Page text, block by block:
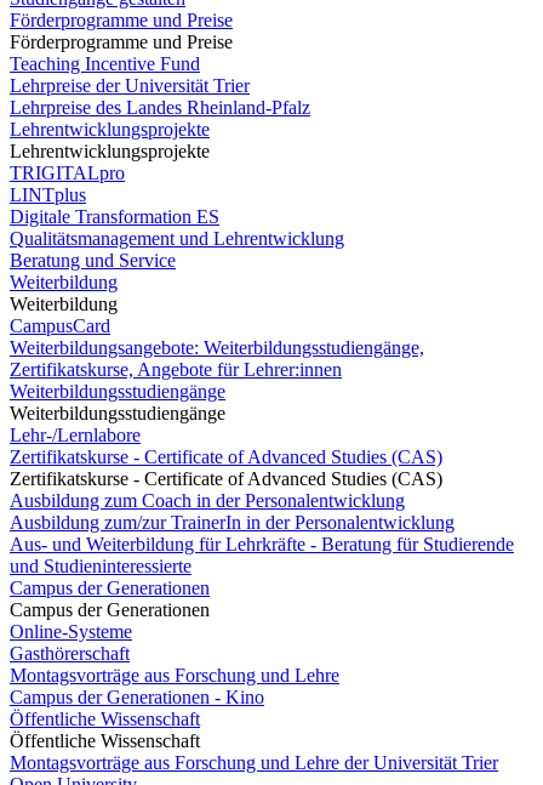
Förderprogramme und Preise
Förderprogramme und Preise
Teaching Incentive Fund
Lehrpreise der Universität Trier
Lehrpreise des Landes Rheinland-Pfalz
Lehrentwicklungsprojekte
Lehrentwicklungsprojekte
TRIGITALpro
LINTplus
Digitale Transformation ES
Qualitätsmanagement und Lehrentwicklung
Beratung und Service
Weiterbildung
Weiterbildung
CampusCard
Weiterbildungsangebote: Weiterbildungsstudiengänge,
Zertifikatskurse, Angebote für Lehrer:innen
Weiterbildungsstudiengänge
Weiterbildungsstudiengänge
Lehr-/Lernlabore
Zertifikatskurse - Certificate of Advanced Studies (CAS)
Zertifikatskurse - Certificate of Advanced Studies (CAS)
Ausbildung zum Coach in der Personalentwicklung
Ausbildung zum/zur TrainerIn in der Personalentwicklung
Aus- und Weiterbildung für Lehrkräfte - Beratung für Studierende
und Studieninteressierte
Campus der Generationen
Campus der Generationen
Online-Systeme
Gasthörerschaft
Montagsvorträge aus Forschung und Lehre
Campus der Generationen - Kino
Öffentliche Wissenschaft
Öffentliche Wissenschaft
Montagsvorträge aus Forschung und Lehre der Universität Trier